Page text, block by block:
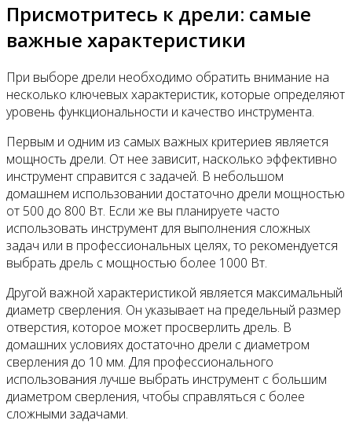
Присмотритесь к дрели: самые
важные характеристики
При выборе дрели необходимо обратить внимание на
несколько ключевых характеристик, которые определяют
уровень функциональности и качество инструмента.
Первым и одним из самых важных критериев является
мощность дрели. От нее зависит, насколько эффективно
инструмент справится с задачей. В небольшом
домашнем использовании достаточно дрели мощностью
от 500 до 800 Вт. Если же вы планируете часто
использовать инструмент для выполнения сложных
задач или в профессиональных целях, то рекомендуется
выбрать дрель с мощностью более 1000 Вт.
Другой важной характеристикой является максимальный
диаметр сверления. Он указывает на предельный размер
отверстия, которое может просверлить дрель. В
домашних условиях достаточно дрели с диаметром
сверления до 10 мм. Для профессионального
использования лучше выбрать инструмент с большим
диаметром сверления, чтобы справляться с более
сложными задачами.